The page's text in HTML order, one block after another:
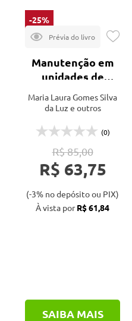
-25%
Manutenção em
unidades de
beneficiamento
de grãos e
Maria Laura Gomes Silva
da Luz e outros
(0)
R$ 85,00
R$ 63,75
(-3% no depósito ou PIX)
À vista porR$ 61,84
SAIBA MAIS